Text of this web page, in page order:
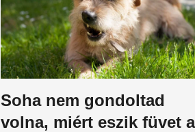
Soha nem gondoltad
volna, miért eszik füvet a